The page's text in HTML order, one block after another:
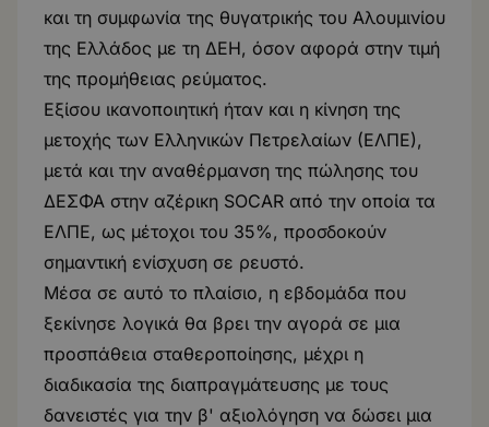
και τη συμφωνία της θυγατρικής του Αλουμινίου
της Ελλάδος με τη ΔΕΗ, όσον αφορά στην τιμή
της προμήθειας ρεύματος.
Εξίσου ικανοποιητική ήταν και η κίνηση της
μετοχής των Ελληνικών Πετρελαίων (ΕΛΠΕ),
μετά και την αναθέρμανση της πώλησης του
ΔΕΣΦΑ στην αζέρικη SOCAR από την οποία τα
ΕΛΠΕ, ως μέτοχοι του 35%, προσδοκούν
σημαντική ενίσχυση σε ρευστό.
Μέσα σε αυτό το πλαίσιο, η εβδομάδα που
ξεκίνησε λογικά θα βρει την αγορά σε μια
προσπάθεια σταθεροποίησης, μέχρι η
διαδικασία της διαπραγμάτευσης με τους
δανειστές για την β' αξιολόγηση να δώσει μια